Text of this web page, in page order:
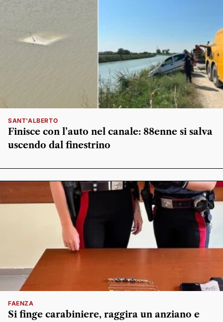
SANT'ALBERTO
Finisce con l’auto nel canale: 88enne si salva
uscendo dal finestrino
FAENZA
Si finge carabiniere, raggira un anziano e